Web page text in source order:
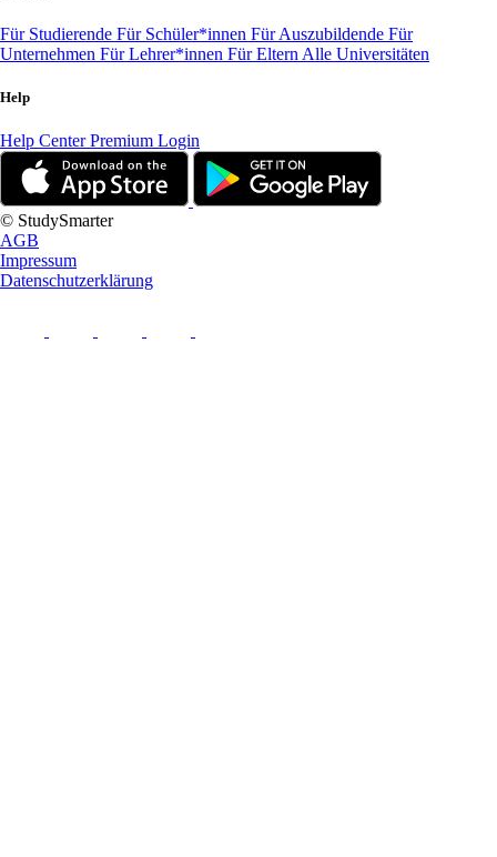
Für Studierende Für Schüler*innen Für Auszubildende Für
Unternehmen Für Lehrer*innen Für Eltern Alle Universitäten
Help
Help CenterPremium Login
© StudySmarter
AGB
Impressum
Datenschutzerklärung